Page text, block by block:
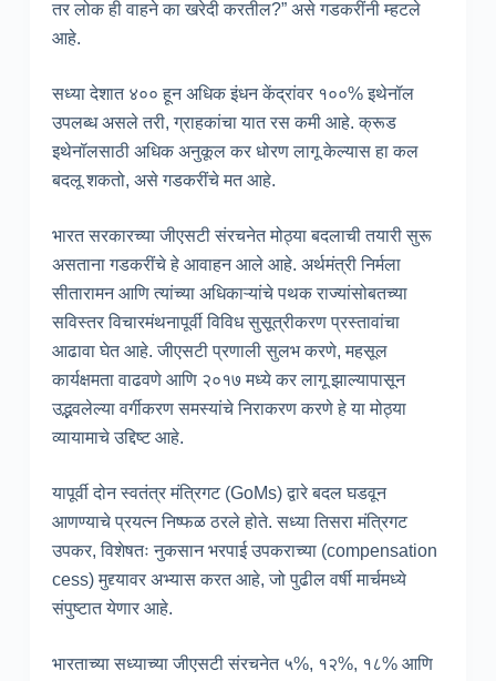
तर लोक ही वाहने का खरेदी करतील?” असे गडकरींनी म्हटले
आहे.
सध्या देशात ४०० हून अधिक इंधन केंद्रांवर १००% इथेनॉल
उपलब्ध असले तरी, ग्राहकांचा यात रस कमी आहे. क्रूड
इथेनॉलसाठी अधिक अनुकूल कर धोरण लागू केल्यास हा कल
बदलू शकतो, असे गडकरींचे मत आहे.
भारत सरकारच्या जीएसटी संरचनेत मोठ्या बदलाची तयारी सुरू
असताना गडकरींचे हे आवाहन आले आहे. अर्थमंत्री निर्मला
सीतारामन आणि त्यांच्या अधिकाऱ्यांचे पथक राज्यांसोबतच्या
सविस्तर विचारमंथनापूर्वी विविध सुसूत्रीकरण प्रस्तावांचा
आढावा घेत आहे. जीएसटी प्रणाली सुलभ करणे, महसूल
कार्यक्षमता वाढवणे आणि २०१७ मध्ये कर लागू झाल्यापासून
उद्भवलेल्या वर्गीकरण समस्यांचे निराकरण करणे हे या मोठ्या
व्यायामाचे उद्दिष्ट आहे.
यापूर्वी दोन स्वतंत्र मंत्रिगट (GoMs) द्वारे बदल घडवून
आणण्याचे प्रयत्न निष्फळ ठरले होते. सध्या तिसरा मंत्रिगट
उपकर, विशेषतः नुकसान भरपाई उपकराच्या (compensation
cess) मुद्द्यावर अभ्यास करत आहे, जो पुढील वर्षी मार्चमध्ये
संपुष्टात येणार आहे.
भारताच्या सध्याच्या जीएसटी संरचनेत ५%, १२%, १८% आणि